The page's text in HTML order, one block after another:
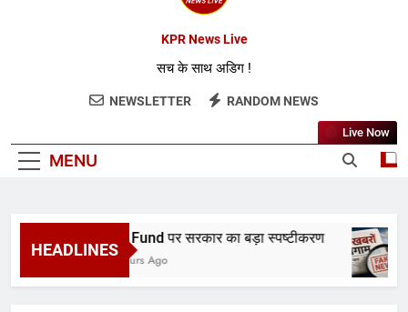
फर्जी खबरों पर केंद्र की बड़ी कार्रवाई
FCRA बिल पर भारत ने अमेरिका को दिया जवाब
RBI ने रेपो रेट 5.25% पर रखा स्थिर
KPR News Live
सच के साथ अडिग !
NEWSLETTER RANDOM NEWS
MENU
Live Now
HEADLINES
RDI Fund पर सरकार का बड़ा स्पष्टीकरण
2 Hours Ago